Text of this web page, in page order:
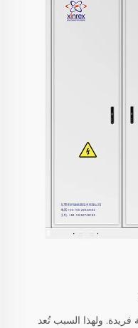
ولهذا السبب تُعد